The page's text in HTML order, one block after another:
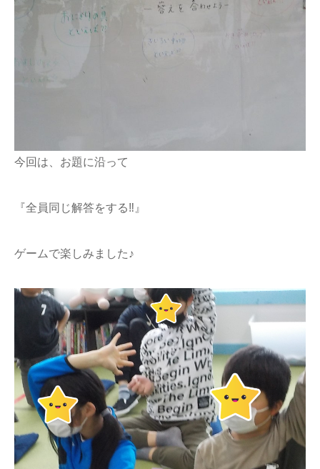
今回は、お題に沿って
『全員同じ解答をする‼』
ゲームで楽しみました♪